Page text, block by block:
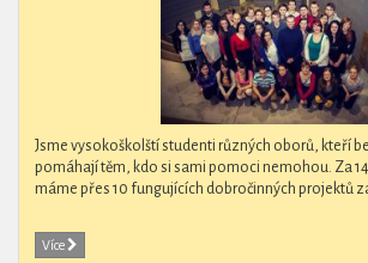
Jsme vysokoškolští studenti různých oborů, kteří
pomáhají těm, kdo si sami pomoci nemohou. Za
máme přes 10 fungujících dobročinných projektů
Více